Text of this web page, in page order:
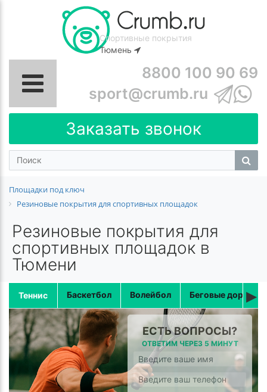
Спортивные покрытия
Тюмень
8800 100 90 69
sport@crumb.ru
Заказать звонок
Площадки под ключ
Резиновые покрытия для спортивных площадок
Резиновые покрытия для
спортивных площадок в
Тюмени
Теннис Баскетбол Волейбол Беговые дорожки
▸
ЕСТЬ ВОПРОСЫ?
ОТВЕТИМ ЧЕРЕЗ 5 МИНУТ